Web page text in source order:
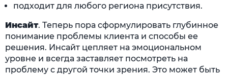
подходит для любого региона присутствия.
Инсайт. Теперь пора сформулировать глубинное
понимание проблемы клиента и способы ее
решения. Инсайт цепляет на эмоциональном
уровне и всегда заставляет посмотреть на
проблему с другой точки зрения. Это может быть